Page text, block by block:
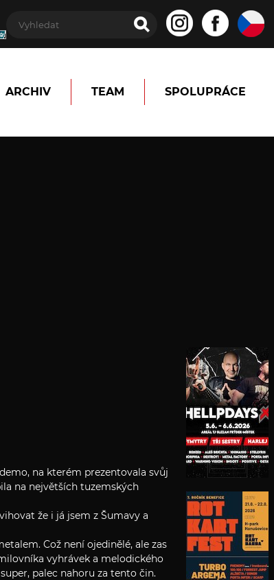
ARCHIV TEAM SPOLUPRÁCE
na kterém prezentovala svůj
na největších tuzemských
že i já jsem z Šumavy a
Což není ojedinělé, ale zas
vyhrávek a melodického
palec nahoru za tento čin.